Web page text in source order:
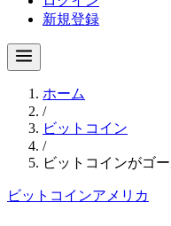
新規登録
ホーム
/
ビットコイン
/
ビットコインがゴ
ビットコインアメリカ